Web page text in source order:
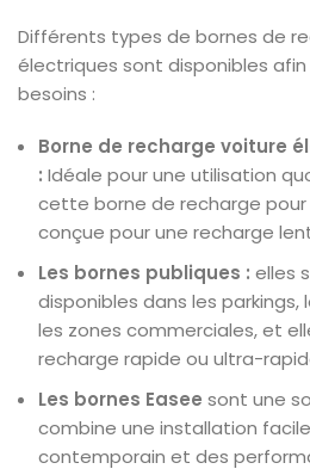
Différents types de bornes de
électriques sont disponibles
besoins :
Borne de recharge voiture
: Idéale pour une utilisation
cette borne de recharge
conçue pour une recharge
Les bornes publiques : elles
disponibles dans les
les zones commerciales, et
recharge rapide ou ultra-
Les bornes Easee sont une
combine une installation
contemporain et des